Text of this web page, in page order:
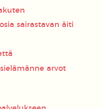
sairastavan äiti
arvot